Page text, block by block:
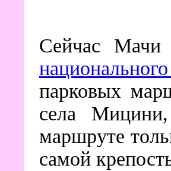
Сейчас Мачи
парковых
села
маршруте
самой